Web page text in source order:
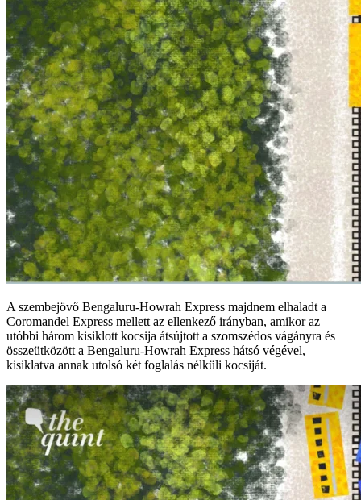
A szembejövő Bengaluru-Howrah Express majdnem elhaladt a
Coromandel Express mellett az ellenkező irányban, amikor az
utóbbi három kisiklott kocsija átsújtott a szomszédos vágányra és
összeütközött a Bengaluru-Howrah Express hátsó végével,
kisiklatva annak utolsó két foglalás nélküli kocsiját.